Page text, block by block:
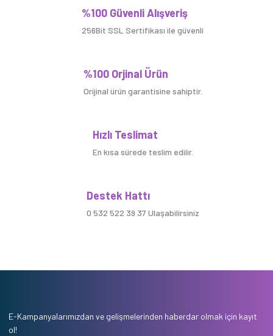
%100 Güvenli Alışveriş
256Bit SSL Sertifikası ile güvenli
%100 Orjinal Ürün
Orijinal ürün garantisine sahiptir.
Hızlı Teslimat
En kısa sürede teslim edilir.
Destek Hattı
0 532 522 39 37 Ulaşabilirsiniz
E-Kampanyalarımızdan ve gelişmelerinden haberdar olmak için kayıt
ol!